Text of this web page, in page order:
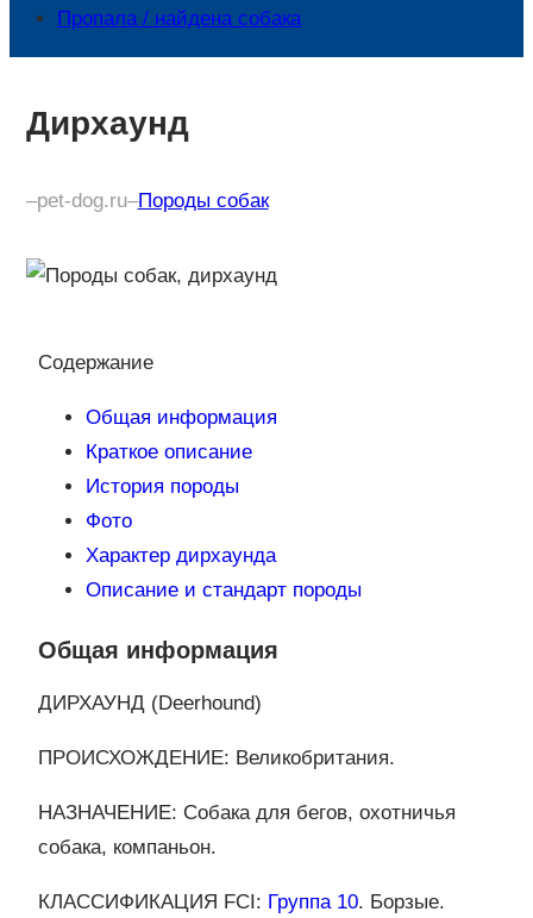
Пропала / найдена собака
Дирхаунд
–pet-dog.ru–Породы собак
Содержание
Общая информация
Краткое описание
История породы
Фото
Характер дирхаунда
Описание и стандарт породы
Общая информация
ДИРХАУНД (Deerhound)
ПРОИСХОЖДЕНИЕ: Великобритания.
НАЗНАЧЕНИЕ: Собака для бегов, охотничья
собака, компаньон.
КЛАССИФИКАЦИЯ FCI: Группа 10. Борзые.